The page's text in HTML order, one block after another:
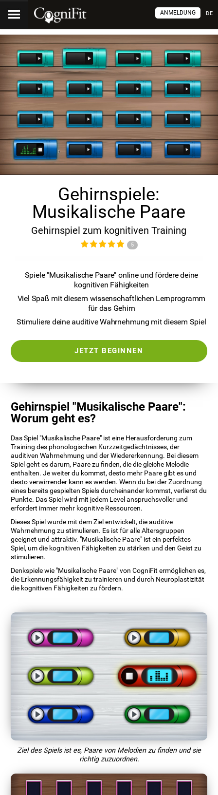
DE
ANMELDUNG
Gehirnspiele:
Musikalische Paare
Gehirnspiel zum kognitiven Training
5
Spiele "Musikalische Paare" online und fördere deine
kognitiven Fähigkeiten
Viel Spaß mit diesem wissenschaftlichen Lernprogramm
für das Gehirn
Stimuliere deine auditive Wahrnehmung mit diesem Spiel
JETZT BEGINNEN
Gehirnspiel "Musikalische Paare":
Worum geht es?
Das Spiel "Musikalische Paare" ist eine Herausforderung zum
Training des phonologischen Kurzzeitgedächtnisses, der
auditiven Wahrnehmung und der Wiedererkennung. Bei diesem
Spiel geht es darum, Paare zu finden, die die gleiche Melodie
enthalten. Je weiter du kommst, desto mehr Paare gibt es und
desto verwirrender kann es werden. Wenn du bei der Zuordnung
eines bereits gespielten Spiels durcheinander kommst, verlierst du
Punkte. Das Spiel wird mit jedem Level anspruchsvoller und
erfordert immer mehr kognitive Ressourcen.
Dieses Spiel wurde mit dem Ziel entwickelt, die auditive
Wahrnehmung zu stimulieren. Es ist für alle Altersgruppen
geeignet und attraktiv. "Musikalische Paare" ist ein perfektes
Spiel, um die kognitiven Fähigkeiten zu stärken und den Geist zu
stimulieren.
Denkspiele wie "Musikalische Paare" von CogniFit ermöglichen es,
die Erkennungsfähigkeit zu trainieren und durch Neuroplastizität
die kognitiven Fähigkeiten zu fördern.
Ziel des Spiels ist es, Paare von Melodien zu finden und sie
richtig zuzuordnen.